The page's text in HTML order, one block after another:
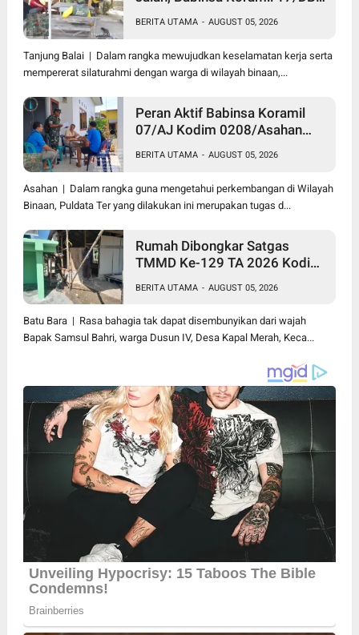
Komsos Bersama Tim
Pemotong Rumput Dinas PU
BERITA UTAMA - AUGUST 05, 2026
Tanjung Balai | Dalam rangka mewujudkan keselamatan kerja serta
mempererat silaturahmi dengan warga di wilayah binaan,...
Peran Aktif Babinsa Koramil
07/AJ Kodim 0208/Asahan
Kantor Desa Air Joman
BERITA UTAMA - AUGUST 05, 2026
Asahan | Dalam rangka guna mengetahui perkembangan di Wilayah
Binaan, Puldata Ter yang dilakukan ini merupakan tugas d...
Rumah Dibongkar Satgas
TMMD Ke-129 TA 2026 Kodim
Bahri Bahagia Impiannya Miliki
Rumah Layak Huni Segera
Terwujud
BERITA UTAMA - AUGUST 05, 2026
Batu Bara | Rasa bahagia tak dapat disembunyikan dari wajah
Bapak Samsul Bahri, warga Dusun IV, Desa Kapal Merah, Keca...